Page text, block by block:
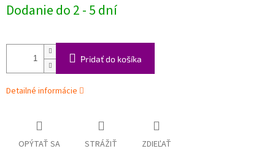
cena:
Dodanie do 2 - 5 dní
Pridať do košíka
Detailné informácie
OPÝTAŤ SA STRÁŽIŤ ZDIEĽAŤ